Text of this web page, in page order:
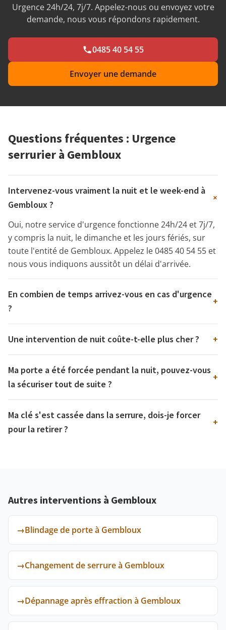
Urgence 24h/24, 7j/7. Appelez-nous ou envoyez votre
demande, nous vous répondons rapidement.
0485 40 54 55
Envoyer une demande
Questions fréquentes : Urgence
serrurier à Gembloux
Intervenez-vous vraiment la nuit et le week-end à
Gembloux ?
+
Oui, notre service d'urgence fonctionne 24h/24 et 7j/7,
y compris la nuit, le dimanche et les jours fériés, sur
toute l'entité de Gembloux. Appelez le 0485 40 54 55 et
nous vous indiquons aussitôt un délai d'arrivée.
En combien de temps arrivez-vous en cas d'urgence
?
+
Une intervention de nuit coûte-t-elle plus cher ? +
Ma porte a été forcée pendant la nuit, pouvez-vous
la sécuriser tout de suite ?
+
Ma clé s'est cassée dans la serrure, dois-je forcer
pour la retirer ?
+
Autres interventions à Gembloux
→Blindage de porte à Gembloux
→Changement de serrure à Gembloux
→Dépannage après effraction à Gembloux